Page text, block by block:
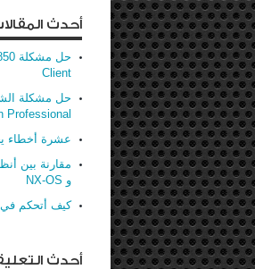
أحدث
Client
Professional
عشرة أخطاء
و NX-OS
كيف أتحكم في
أحدث